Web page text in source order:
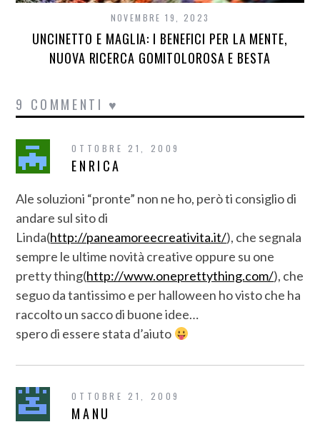
NOVEMBRE 19, 2023
UNCINETTO E MAGLIA: I BENEFICI PER LA MENTE,
NUOVA RICERCA GOMITOLOROSA E BESTA
9 COMMENTI ♥
OTTOBRE 21, 2009
ENRICA
Ale soluzioni “pronte” non ne ho, però ti consiglio di
andare sul sito di
Linda(http://paneamoreecreativita.it/), che segnala
sempre le ultime novità creative oppure su one
pretty thing(http://www.oneprettything.com/), che
seguo da tantissimo e per halloween ho visto che ha
raccolto un sacco di buone idee…
spero di essere stata d’aiuto
OTTOBRE 21, 2009
MANU